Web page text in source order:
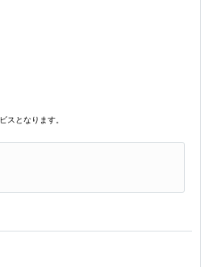
スとなります。